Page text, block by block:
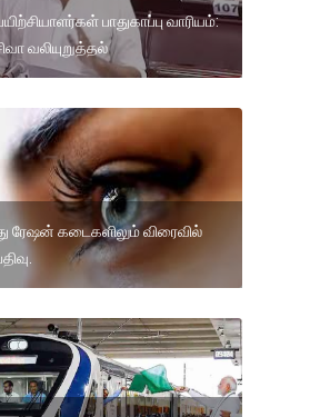
பாதுகாப்பு வாரியம்:
வலியுறுத்தல்
கடைகளிலும் விரைவில்